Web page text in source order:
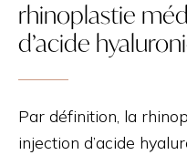
rhinoplastie
d’acide
Par définition, la
injection d’acide